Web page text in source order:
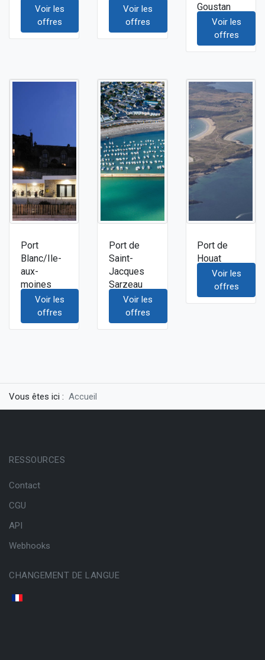
Voir les
offres
Voir les
offres
Goustan
Voir les
offres
Port
Blanc/Ile-
aux-
moines
Voir les
offres
Port de
Saint-
Jacques
Sarzeau
Voir les
offres
Port de
Houat
Voir les
offres
Vous êtes ici : Accueil
RESSOURCES
Contact
CGU
API
Webhooks
CHANGEMENT DE LANGUE